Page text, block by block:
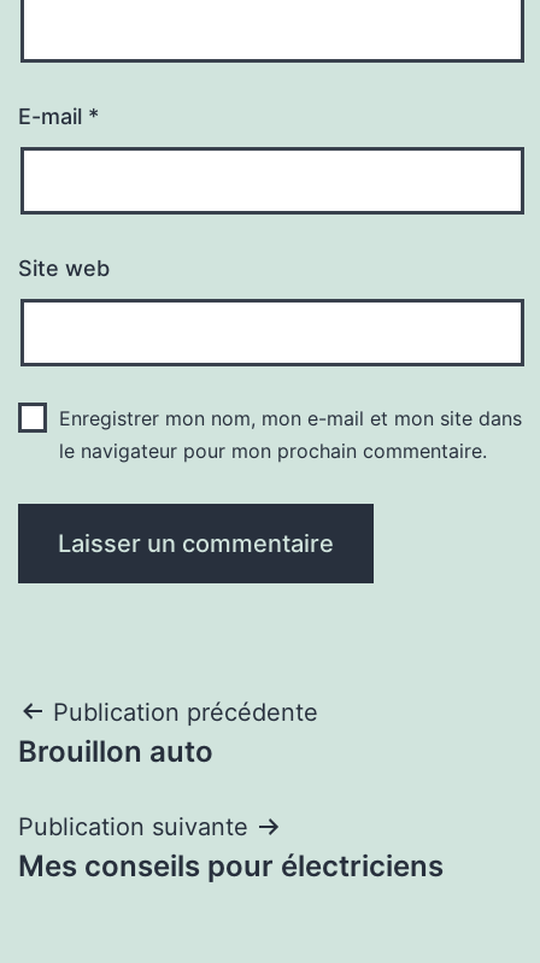
E-mail *
Site web
Enregistrer mon nom, mon e-mail et mon site dans
le navigateur pour mon prochain commentaire.
Navigation
de
l’article
Publication précédente
Brouillon auto
Publication suivante
Mes conseils pour électriciens